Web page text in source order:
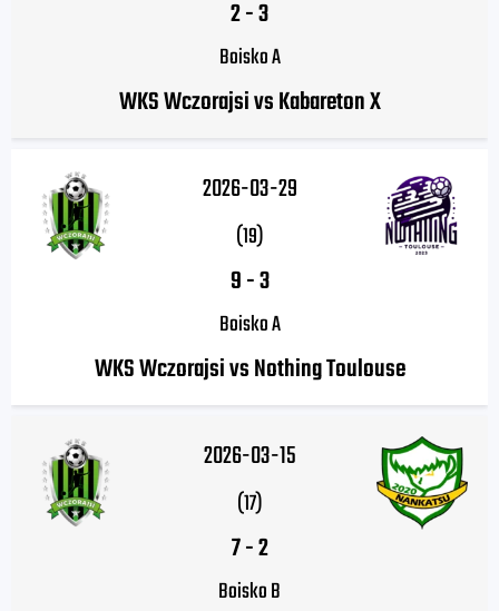
2-3
Boisko A
WKS Wczorajsi vs Kabareton X
2026-03-29
(19)
9-3
Boisko A
WKS Wczorajsi vs Nothing Toulouse
2026-03-15
(17)
7-2
Boisko B